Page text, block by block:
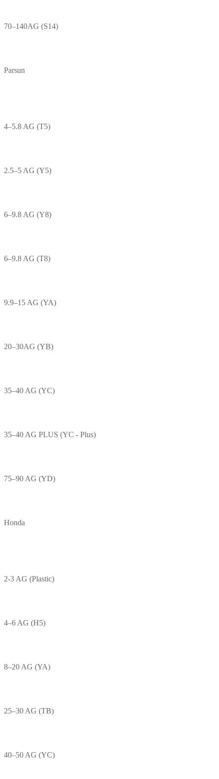
70–140AG (S14)
Parsun
4–5.8 AG (T5)
2.5–5 AG (Y5)
6–9.8 AG (Y8)
6–9.8 AG (T8)
9.9–15 AG (YA)
20–30AG (YB)
35–40 AG (YC)
35–40 AG PLUS (YC - Plus)
75–90 AG (YD)
Honda
2-3 AG (Plastic)
4–6 AG (H5)
8–20 AG (YA)
25–30 AG (TB)
40–50 AG (YC)